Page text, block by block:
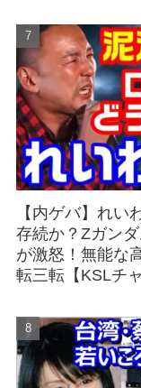
【内ゲバ】れい
存続か？Zガン
が激怒！無能な
転三転【KSLチ